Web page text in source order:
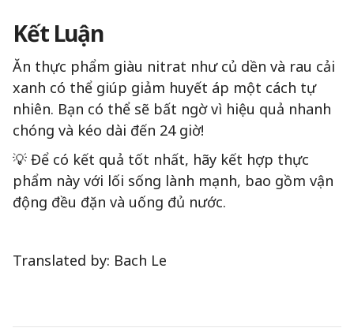
Kết Luận
Ăn thực phẩm giàu nitrat như củ dền và rau cải
xanh có thể giúp giảm huyết áp một cách tự
nhiên. Bạn có thể sẽ bất ngờ vì hiệu quả nhanh
chóng và kéo dài đến 24 giờ!
💡 Để có kết quả tốt nhất, hãy kết hợp thực
phẩm này với lối sống lành mạnh, bao gồm vận
động đều đặn và uống đủ nước.
Translated by: Bach Le